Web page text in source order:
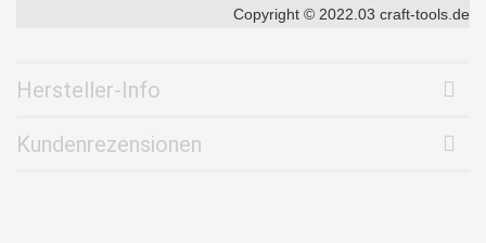
Copyright © 2022.03 craft-tools.de
Hersteller-Info
Kundenrezensionen